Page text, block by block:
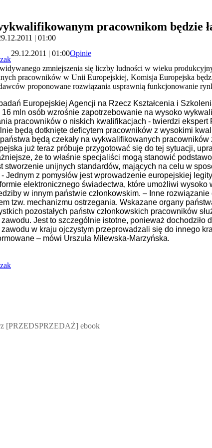
pracownikom będzie
| 01:00
29.12.2011 | 01:00Opinie
zmniejszenia się liczby ludności w wieku
pracowników w Unii Europejskiej, Komisja Europejska
proponowane rozwiązania usprawnią funkcjonowanie
Europejskiej Agencji na Rzecz Kształcenia i
mln osób wzrośnie zapotrzebowanie na wysoko
pracowników o niskich kwalifikacjach - twierdzi
będą dotknięte deficytem pracowników z wysokimi
państwa będą czekały na wykwalifikowanych
już teraz próbuje przygotować się do tej sytuacji,
że to właśnie specjaliści mogą stanowić
stworzenie unijnych standardów, mających na celu w
Jednym z pomysłów jest wprowadzenie europejskiej
elektronicznego świadectwa, które umożliwi
w innym państwie członkowskim. – Inne
tzw. mechanizmu ostrzegania. Wskazane organy
pozostałych państw członkowskich pracowników
Jest to szczególnie istotne, ponieważ dochodziło
w kraju ojczystym przeprowadzali się do innego
– mówi Urszula Milewska-Marzyńska.
[PRZEDSPRZEDAŻ] ebook